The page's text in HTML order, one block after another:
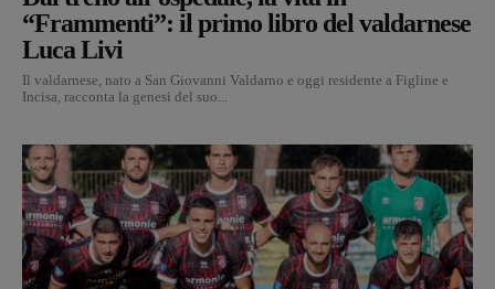
“Frammenti”: il primo libro del valdarnese
Luca Livi
Il valdarnese, nato a San Giovanni Valdarno e oggi residente a Figline e
Incisa, racconta la genesi del suo...